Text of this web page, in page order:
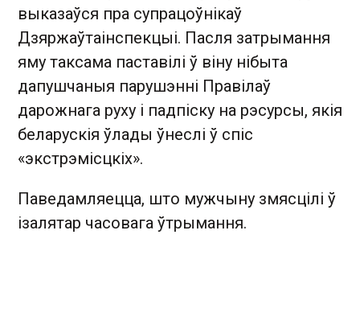
выказаўся пра супрацоўнікаў
Дзяржаўтаінспекцыі. Пасля затрымання
яму таксама паставілі ў віну нібыта
дапушчаныя парушэнні Правілаў
дарожнага руху і падпіску на рэсурсы, якія
беларускія ўлады ўнеслі ў спіс
«экстрэмісцкіх».
Паведамляецца, што мужчыну змясцілі ў
ізалятар часовага ўтрымання.